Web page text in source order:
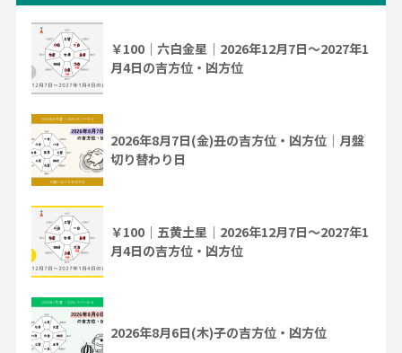
￥100｜六白金星｜2026年12月7日～2027年1
月4日の吉方位・凶方位
2026年8月7日(金)丑の吉方位・凶方位｜月盤
切り替わり日
￥100｜五黄土星｜2026年12月7日～2027年1
月4日の吉方位・凶方位
2026年8月6日(木)子の吉方位・凶方位